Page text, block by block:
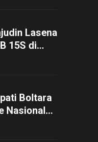
Lasena
15S di
Boltara
Nasional